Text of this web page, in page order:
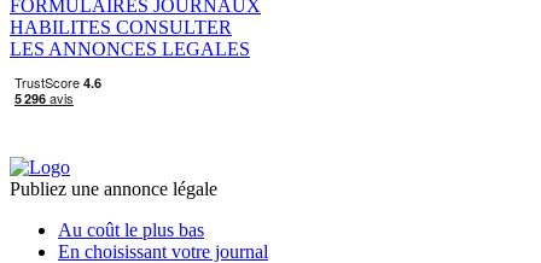
FORMULAIRES JOURNAUX
HABILITES CONSULTER
LES ANNONCES LEGALES
Publiez une annonce légale
Au coût le plus bas
En choisissant votre journal